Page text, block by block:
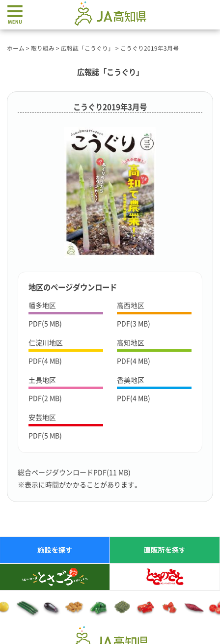
ホーム > 取り組み > 広報誌「こうぐり」 > こうぐり2019年3月号
広報誌「こうぐり」
こうぐり2019年3月号
地区のページダウンロード
幡多地区
PDF(5 MB)
高西地区
PDF(3 MB)
仁淀川地区
PDF(4 MB)
高知地区
PDF(4 MB)
土長地区
PDF(2 MB)
香美地区
PDF(4 MB)
安芸地区
PDF(5 MB)
総合ページダウンロードPDF(11 MB)
※表示に時間がかかることがあります。